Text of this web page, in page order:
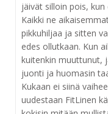
jäivät silloin pois,
Kaikki ne
pikkuhiljaa ja sitten
edes ollutkaan. Kun
kuitenkin muuttunut,
juonti ja huomasin
Kukaan ei siinä
uudestaan FitLinen